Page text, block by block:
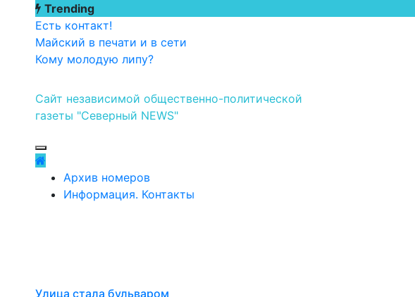
Перейти
содержимому
Trending
Есть контакт!
Майский в печати и в сети
Кому молодую липу?
Сайт независимой общественно-политической
газеты "Северный NEWS"
Архив номеров
Информация. Контакты
Улица стала бульваром